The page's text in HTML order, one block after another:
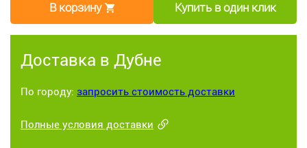
В корзину Купить в один клик
Доставка в Дубне
По городу: запросить стоимость доставки
Полные условия доставки